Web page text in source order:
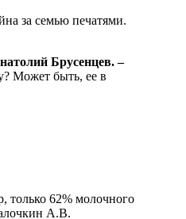
за семью печатями.
Брусенцев.–
Может быть, ее в
только 62% молочного
А.В.